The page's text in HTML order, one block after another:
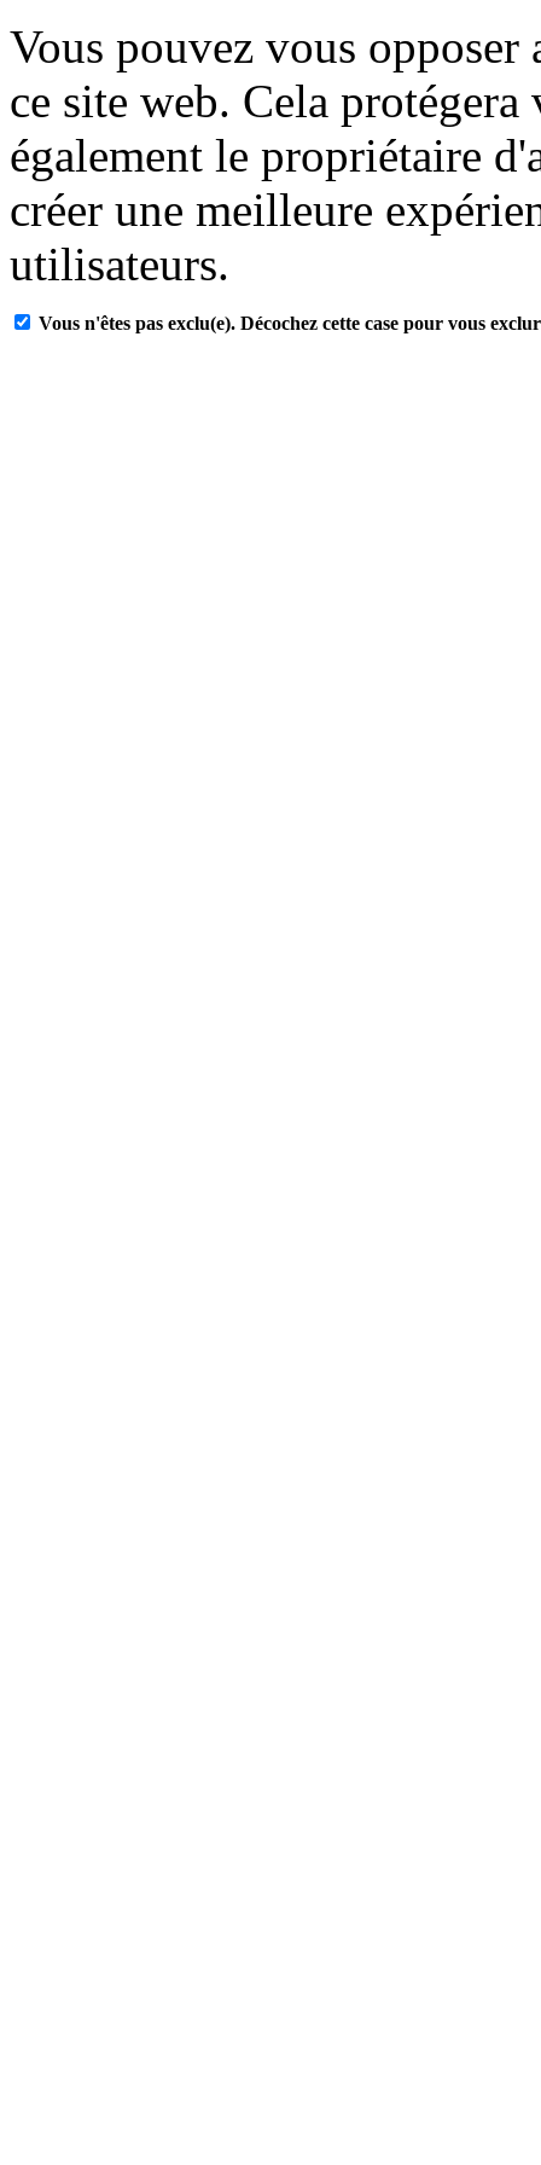
Vous pouvez vous
ce site web. Cela
également le propriétaire
créer une meilleure
utilisateurs.
Vous n'êtes pas exclu(e). Décochez cette case pour vous